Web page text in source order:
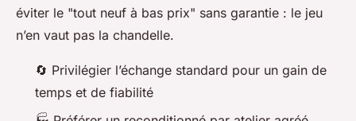
éviter le "tout neuf à bas prix" sans garantie : le jeu
n’en vaut pas la chandelle.
🔄 Privilégier l’échange standard pour un gain de
temps et de fiabilité